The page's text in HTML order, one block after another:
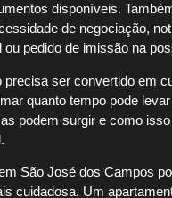
disponíveis.
de negociação,
pedido de imissão na
precisa ser convertido em
quanto tempo pode
podem surgir e como
São José dos Campos
cuidadosa. Um